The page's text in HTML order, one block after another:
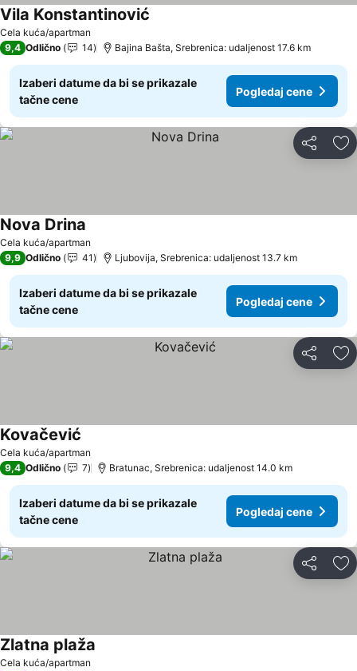
Cela kuća/apartman
Vila Konstantinović
9,4 Odlično 14 Bajina Bašta, Srebrenica: udaljenost 17.6 km
Izaberi datume da bi se prikazale
tačne cene
Pogledaj cene
Deli
Cela kuća/apartman
Nova Drina
9,9 Odlično 41 Ljubovija, Srebrenica: udaljenost 13.7 km
Izaberi datume da bi se prikazale
tačne cene
Pogledaj cene
Deli
Cela kuća/apartman
Kovačević
9,4 Odlično 7 Bratunac, Srebrenica: udaljenost 14.0 km
Izaberi datume da bi se prikazale
tačne cene
Pogledaj cene
Deli
Cela kuća/apartman
Zlatna plaža